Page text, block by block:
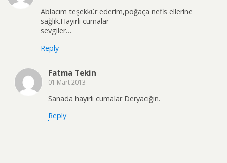
Ablacım teşekkür ederim,poğaça nefis ellerine
sağlık.Hayırlı cumalar
sevgiler…
Reply
Fatma Tekin
01 Mart 2013
Sanada hayırlı cumalar Deryacığın.
Reply